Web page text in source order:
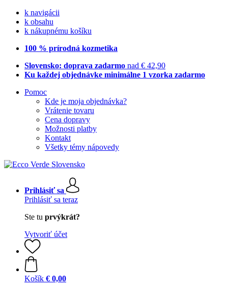
k navigácii
k obsahu
k nákupnému košíku
100 % prírodná kozmetika
Slovensko: doprava zadarmo nad € 42,90
Ku každej objednávke minimálne 1 vzorka zadarmo
Pomoc
Kde je moja objednávka?
Vrátenie tovaru
Cena dopravy
Možnosti platby
Kontakt
Všetky témy nápovedy
Prihlásiť sa
Prihlásiť sa teraz
Ste tu prvýkrát?
Vytvoriť účet
Košík € 0,00